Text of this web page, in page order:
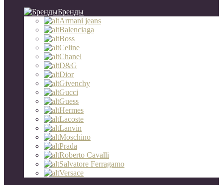
Бренды
Armani jeans
Balenciaga
Boss
Celine
Chanel
D&G
Dior
Givenchy
Gucci
Guess
Hermes
Lacoste
Lanvin
Moschino
Prada
Roberto Cavalli
Salvatore Ferragamo
Versace